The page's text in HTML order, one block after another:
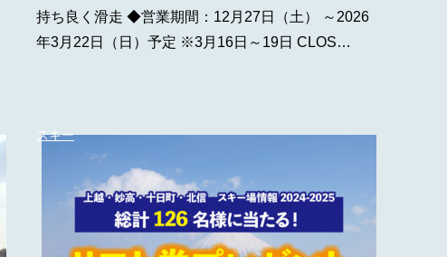
持ち良く滑走 ◆営業期間：12月27日（土） ～2026
年3月22日（日）予定 ※3月16日～19日 CLOS…
スキー